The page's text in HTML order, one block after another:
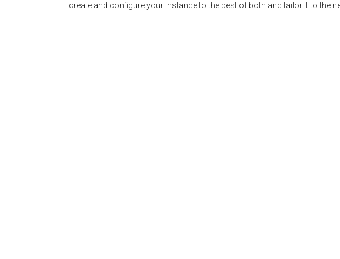
create and configure your instance to the best of both and tailor it to the